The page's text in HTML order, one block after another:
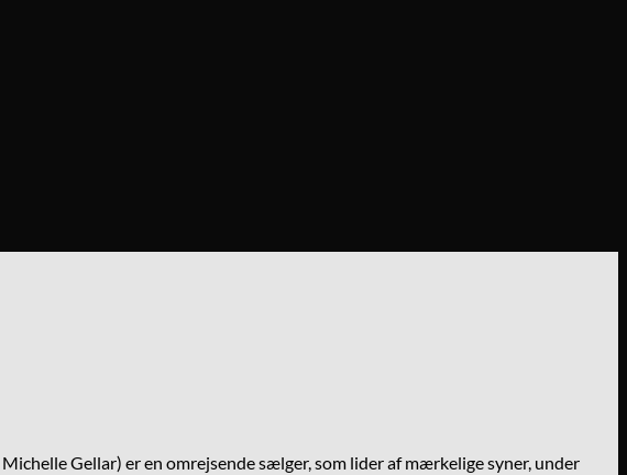
Gellar) er en omrejsende sælger, som lider af mærkelige syner, under